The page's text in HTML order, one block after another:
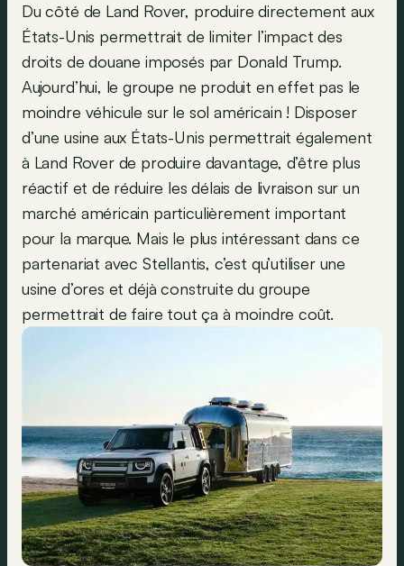
Du côté de Land Rover, produire directement aux
États-Unis permettrait de limiter l’impact des
droits de douane imposés par Donald Trump.
Aujourd’hui, le groupe ne produit en effet pas le
moindre véhicule sur le sol américain ! Disposer
d’une usine aux États-Unis permettrait également
à Land Rover de produire davantage, d’être plus
réactif et de réduire les délais de livraison sur un
marché américain particulièrement important
pour la marque. Mais le plus intéressant dans ce
partenariat avec Stellantis, c’est qu’utiliser une
usine d’ores et déjà construite du groupe
permettrait de faire tout ça à moindre coût.